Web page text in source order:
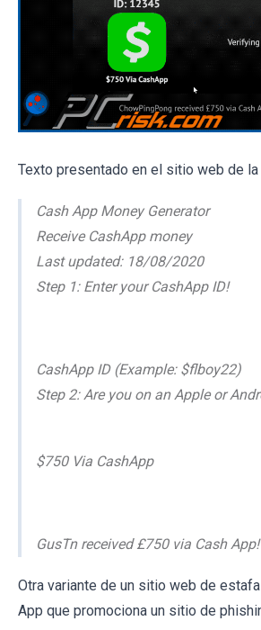
Texto presentado en el sitio web de la
Cash App Money Generator
Receive CashApp money
Last updated: 18/08/2020
Step 1: Enter your CashApp ID!
CashApp ID (Example: $flboy22)
Step 2: Are you on an Apple or
$750 Via CashApp
GusTn received £750 via Cash App!
Otra variante de un sitio web de
App que promociona un sitio de